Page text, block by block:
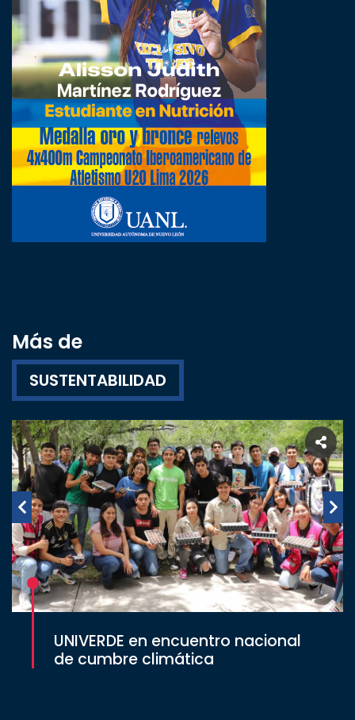
Más de
SUSTENTABILIDAD
UNIVERDE en encuentro nacional
de cumbre climática